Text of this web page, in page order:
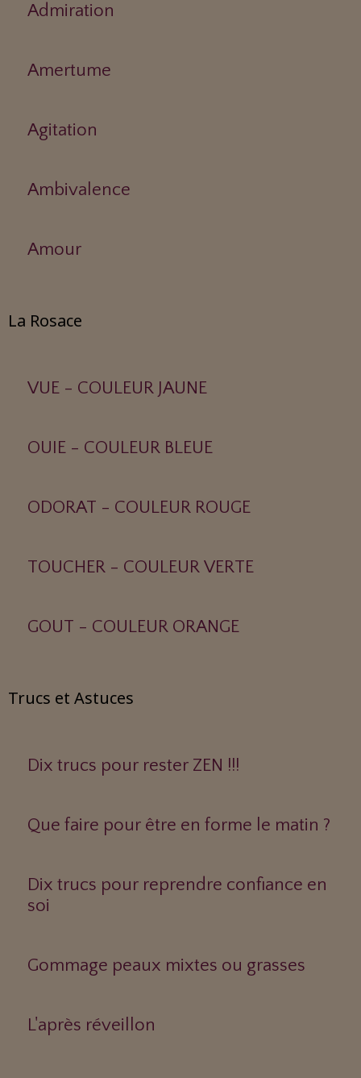
Admiration
Amertume
Agitation
Ambivalence
Amour
La Rosace
VUE - COULEUR JAUNE
OUIE - COULEUR BLEUE
ODORAT - COULEUR ROUGE
TOUCHER - COULEUR VERTE
GOUT - COULEUR ORANGE
Trucs et Astuces
Dix trucs pour rester ZEN !!!
Que faire pour être en forme le matin ?
Dix trucs pour reprendre confiance en
soi
Gommage peaux mixtes ou grasses
L'après réveillon